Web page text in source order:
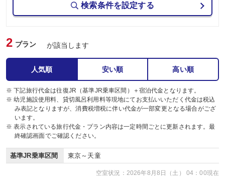
検索条件を設定する
2 プラン が該当します
人気順 安い順 高い順
※ 下記旅行代金は往復JR（基準JR乗車区間）＋宿泊代金となります。
※ 幼児施設使用料、貸切風呂利用料等現地にてお支払いいただく代金は税込
み表記となりますが、消費税増税に伴い代金が一部変更となる場合がござ
います。
※ 表示されている旅行代金・プラン内容は一定時間ごとに更新されます。最
終確認画面でご確認ください。
基準JR乗車区間 東京～天童
空室状況：2026年8月8日（土） 04：00現在